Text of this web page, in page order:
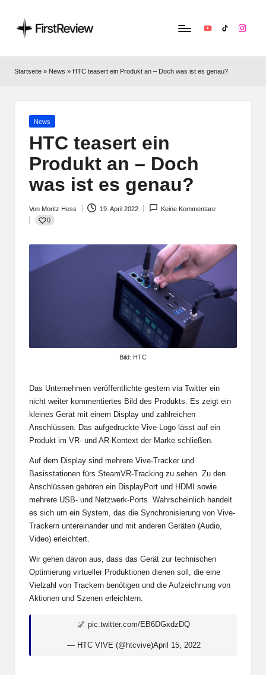
ir
Alles
Apple,
Smart‑Home,
Kopfhörern
YouTubeTikTok
Startseite » News » HTC teasert ein Produkt an – Doch was ist es genau?
Posted
News
HTC teasert ein
Produkt an – Doch
was ist es genau?
Posted
by
Von Moritz Hess 19. April 2022
Keine Kommentare
0
Bild: HTC
Das Unternehmen veröffentlichte gestern via Twitter ein
nicht weiter kommentiertes Bild des Produkts. Es zeigt ein
kleines Gerät mit einem Display und zahlreichen
Anschlüssen. Das aufgedruckte Vive-Logo lässt auf ein
Produkt im VR- und AR-Kontext der Marke schließen.
Auf dem Display sind mehrere Vive-Tracker und
Basisstationen fürs SteamVR-Tracking zu sehen. Zu den
Anschlüssen gehören ein DisplayPort und HDMI sowie
mehrere USB- und Netzwerk-Ports. Wahrscheinlich handelt
es sich um ein System, das die Synchronisierung von Vive-
Trackern untereinander und mit anderen Geräten (Audio,
Video) erleichtert.
Wir gehen davon aus, dass das Gerät zur technischen
Optimierung virtueller Produktionen dienen soll, die eine
Vielzahl von Trackern benötigen und die Aufzeichnung von
Aktionen und Szenen erleichtern.
🌌pic.twitter.com/EB6DGxdzDQ
— HTC VIVE (@htcvive)April 15, 2022